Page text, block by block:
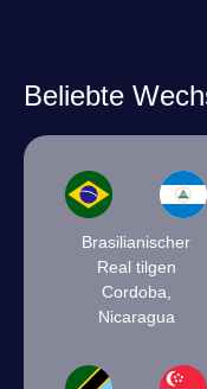
Beliebte
Brasilianischer
Real tilgen
Cordoba,
Nicaragua